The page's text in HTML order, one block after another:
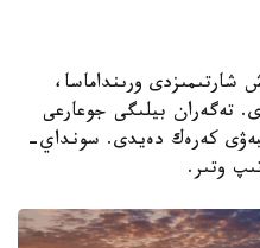
ورىنداماسا،
تەگەران بيلىگى جوعارعى
كەرەك دەيدى. سونداي-
وتىر.